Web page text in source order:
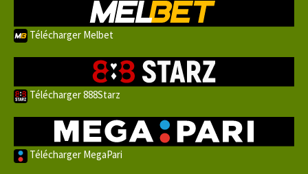
Télécharger Melbet
Télécharger 888Starz
Télécharger MegaPari